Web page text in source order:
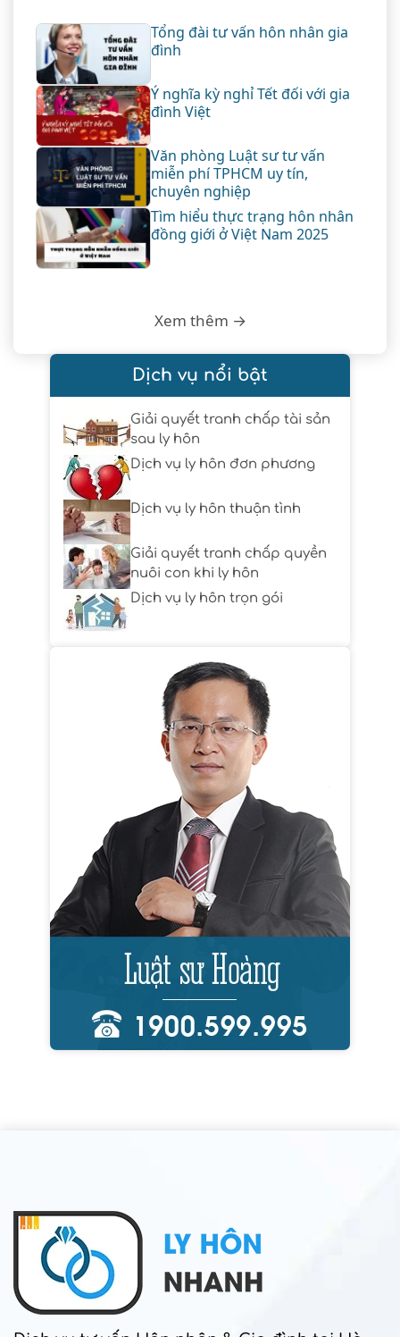
Tổng đài tư vấn hôn nhân gia
đình
Ý nghĩa kỳ nghỉ Tết đối với gia
đình Việt
Văn phòng Luật sư tư vấn
miễn phí TPHCM uy tín,
chuyên nghiệp
Tìm hiểu thực trạng hôn nhân
đồng giới ở Việt Nam 2025
Xem thêm →
Dịch vụ nổi bật
Giải quyết tranh chấp tài sản
sau ly hôn
Dịch vụ ly hôn đơn phương
Dịch vụ ly hôn thuận tình
Giải quyết tranh chấp quyền
nuôi con khi ly hôn
Dịch vụ ly hôn trọn gói